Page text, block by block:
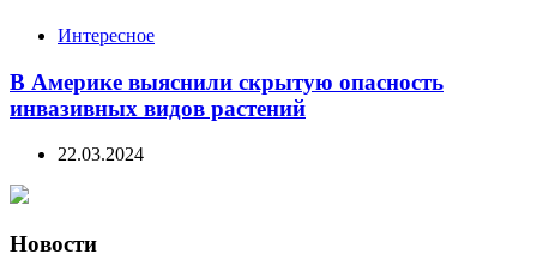
Интересное
В Америке выяснили скрытую опасность
инвазивных видов растений
22.03.2024
Новости